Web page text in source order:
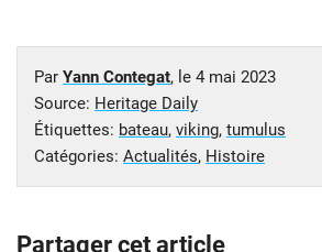
Par Yann Contegat, le 4 mai 2023
Source: Heritage Daily
Étiquettes: bateau, viking, tumulus
Catégories: Actualités, Histoire
Partager cet article